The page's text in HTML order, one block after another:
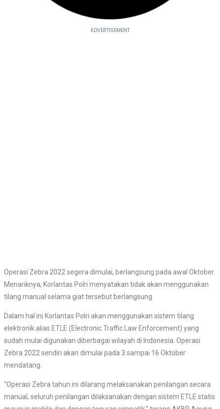
Operasi Zebra 2022 segera dimulai, berlangsung pada awal Oktober.
Menariknya, Korlantas Polri menyatakan tidak akan menggunakan
tilang manual selama giat tersebut berlangsung.
Dalam hal ini Korlantas Polri akan menggunakan sistem tilang
elektronik alias ETLE (Electronic Traffic Law Enforcement) yang
sudah mulai digunakan diberbagai wilayah di Indonesia. Operasi
Zebra 2022 sendiri akan dimulai pada 3 sampai 16 Oktober
mendatang.
“Operasi Zebra tahun ini dilarang melaksanakan penilangan secara
manual, seluruh penilangan dilaksanakan dengan sistem ETLE statis